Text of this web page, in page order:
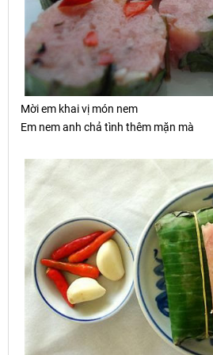
Mời em khai vị món nem
Em nem anh chả tình thêm mặn mà